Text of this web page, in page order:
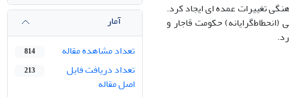
تغییرات عمده ای ایجاد کرد.
حکومت قاجار و
آمار
تعداد مشاهده مقاله
814
تعداد دریافت فایل
اصل مقاله
213